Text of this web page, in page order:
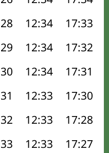
12:34 17:33
12:34 17:32
12:34 17:31
12:33 17:30
12:33 17:28
12:33 17:27